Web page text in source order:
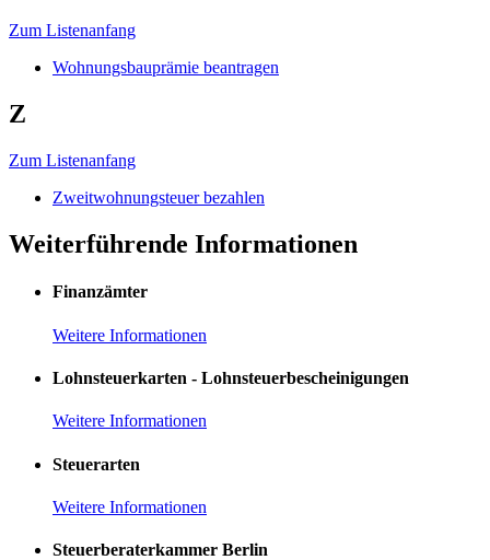
Zum Listenanfang
Wohnungsbauprämie beantragen
Z
Zum Listenanfang
Zweitwohnungsteuer bezahlen
Weiterführende Informationen
Finanzämter
Weitere Informationen
Lohnsteuerkarten - Lohnsteuerbescheinigungen
Weitere Informationen
Steuerarten
Weitere Informationen
Steuerberaterkammer Berlin